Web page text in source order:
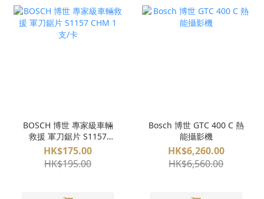
BOSCH 博世 專家級車輛
救援 軍刀鋸片 S1157
CHM 1支/卡
HK$175.00
HK$195.00
Bosch 博世 GTC 400 C 熱
能攝影機
HK$6,260.00
HK$6,560.00